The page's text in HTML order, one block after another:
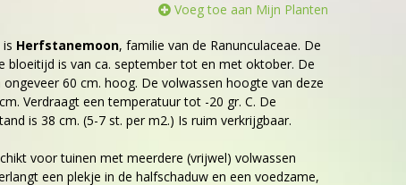
Voeg toe aan Mijn Planten
Herfstanemoon, familie van de Ranunculaceae. De
bloeitijd is van ca. september tot en met oktober. De
60 cm. hoog. De volwassen hoogte van deze
Verdraagt een temperatuur tot -20 gr. C. De
is 38 cm. (5-7 st. per m2.) Is ruim verkrijgbaar.
voor tuinen met meerdere (vrijwel) volwassen
een plekje in de halfschaduw en een voedzame,